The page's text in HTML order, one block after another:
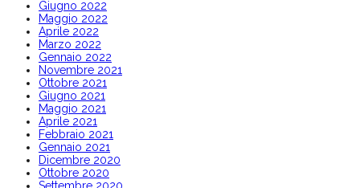
Giugno 2022
Maggio 2022
Aprile 2022
Marzo 2022
Gennaio 2022
Novembre 2021
Ottobre 2021
Giugno 2021
Maggio 2021
Aprile 2021
Febbraio 2021
Gennaio 2021
Dicembre 2020
Ottobre 2020